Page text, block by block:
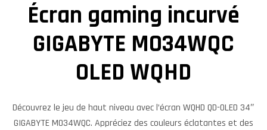
Écran gaming incurvé
GIGABYTE MO34WQC
OLED WQHD
Découvrez le jeu de haut niveau avec l’écran WQHD QD-OLED 34″
GIGABYTE MO34WQC. Appréciez des couleurs éclatantes et des